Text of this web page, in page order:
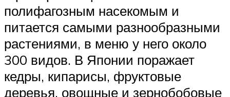
полифагозным насекомым и
питается самыми разнообразными
растениями, в меню у него около
300 видов. В Японии поражает
кедры, кипарисы, фруктовые
деревья, овощные и зернобобовые